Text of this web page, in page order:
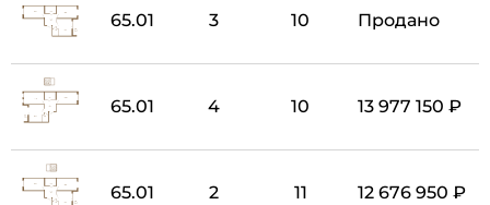
65.01 3 10 Продано
65.01 4 10 13 977 150 ₽
65.01 2 11 12 676 950 ₽